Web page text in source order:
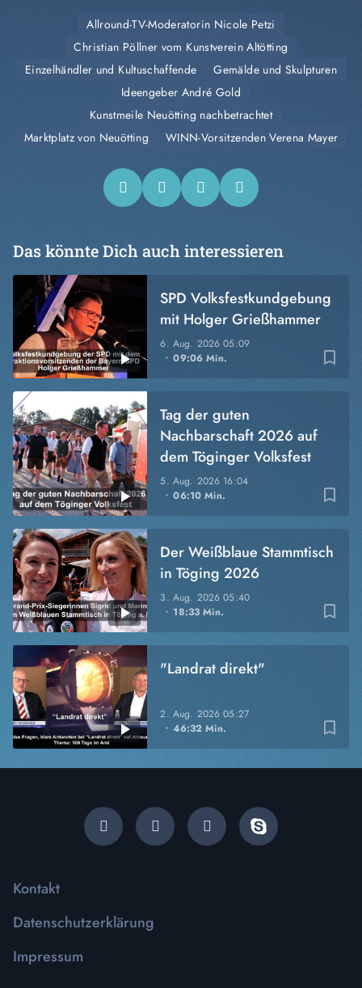
Allround-TV-Moderatorin Nicole Petzi
Christian Pöllner vom Kunstverein Altötting
Einzelhändler und Kultuschaffende
Gemälde und Skulpturen
Ideengeber André Gold
Kunstmeile Neuötting nachbetrachtet
Marktplatz von Neuötting
WINN-Vorsitzenden Verena Mayer
Das könnte Dich auch interessieren
bookmark_border
6. Aug. 202605:09
09:06 Min.
SPD Volksfestkundgebung
mit Holger Grießhammer
bookmark_border
5. Aug. 2026 16:04
06:10 Min.
Tag der guten
Nachbarschaft 2026 auf
dem Töginger Volksfest
bookmark_border
3. Aug. 202605:40
18:33 Min.
Der Weißblaue Stammtisch
in Töging 2026
bookmark_border
2. Aug. 202605:27
46:32 Min.
"Landrat direkt"
Kontakt
Datenschutzerklärung
Impressum